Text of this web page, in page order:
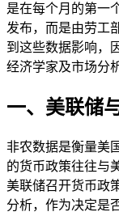
是在每个月的第一
发布，而是由劳工
到这些数据影响，
经济学家及市场分
一、美联储
非农数据是衡量美
的货币政策往往与
美联储召开货币政
分析，作为决定是